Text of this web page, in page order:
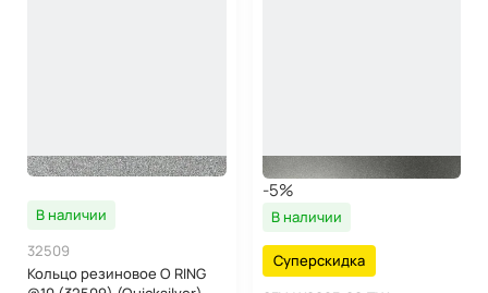
В наличии
32509
Кольцо резиновое O RING
-5%
В наличии
Суперскидка